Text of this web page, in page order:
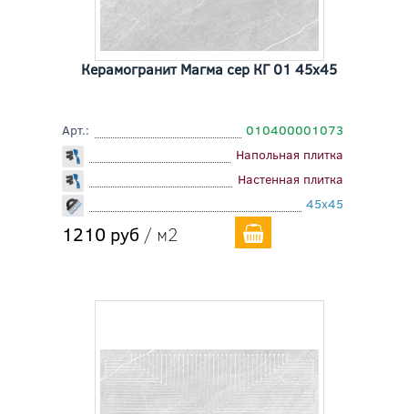
Керамогранит Магма сер КГ 01 45x45
Арт.:
010400001073
Напольная плитка
Настенная плитка
45x45
1210 руб / м2